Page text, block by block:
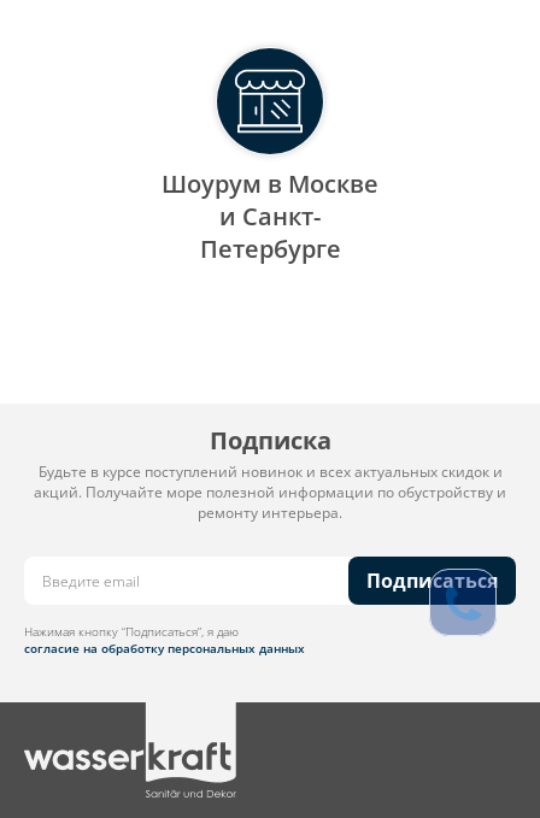
Шоурум в Москве
и Санкт-
Петербурге
Подписка
Будьте в курсе поступлений новинок и всех актуальных скидок и
акций. Получайте море полезной информации по обустройству и
ремонту интерьера.
Подписаться
Нажимая кнопку “Подписаться”, я даю
согласие на обработку персональных данных